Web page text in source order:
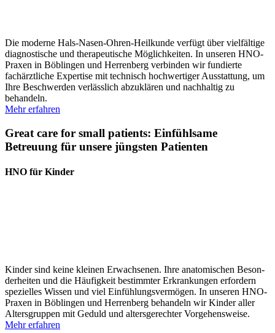
Die moderne Hals-Nasen-Ohren-Heilkunde verfügt über vielfältige
diagnos­tische und thera­peu­tische Möglich­keiten. In unseren HNO-
Praxen in Böblingen und Herrenberg verbinden wir fundierte
fachärzt­liche Expertise mit technisch hochwer­tiger Ausstattung, um
Ihre Beschwerden verlässlich abzuklären und nachhaltig zu
behandeln.
Mehr erfahren
Great care for small patients: Einfühlsame
Betreuung für unsere jüngsten Patienten
HNO für Kinder
Kinder sind keine kleinen Erwach­senen. Ihre anato­mi­schen Beson­
der­heiten und die Häufigkeit bestimmter Erkran­kungen erfordern
spezi­elles Wissen und viel Einfüh­lungs­ver­mögen. In unseren HNO-
Praxen in Böblingen und Herrenberg behandeln wir Kinder aller
Alters­gruppen mit Geduld und alters­ge­rechter Vorge­hens­weise.
Mehr erfahren